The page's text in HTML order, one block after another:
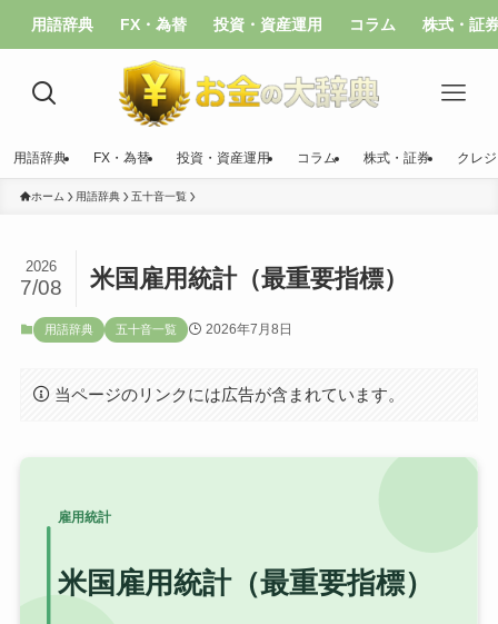
用語辞典 FX・為替 投資・資産運用 コラム 株式・証
用語辞典 FX・為替 投資・資産運用 コラム 株式・証券 クレ
ホーム 用語辞典 五十音一覧
米国雇用統計（最重要指標）
2026
7/08
用語辞典 五十音一覧 2026年7月8日
当ページのリンクには広告が含まれています。